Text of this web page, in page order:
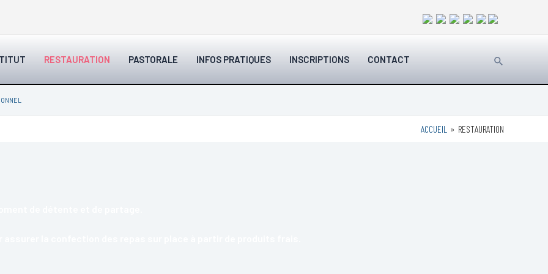
RESTAURATION PASTORALE INFOS PRATIQUES INSCRIPTIONS CONTACT Rechercher
ACCUEIL RESTAURATION